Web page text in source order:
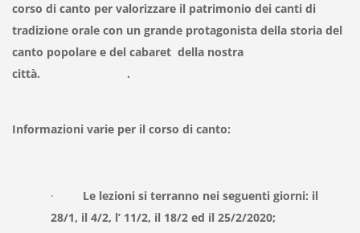
corso di canto per valorizzare il patrimonio dei canti di
tradizione orale con un grande protagonista della storia del
canto popolare e del cabaret della nostra
città. .
Informazioni varie per il corso di canto:
· Le lezioni si terranno nei seguenti giorni: il
28/1, il 4/2, l’ 11/2, il 18/2 ed il 25/2/2020;